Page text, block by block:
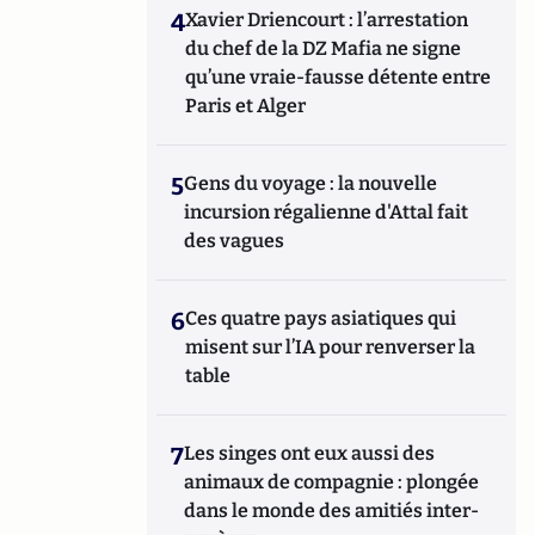
4Xavier Driencourt : l’arrestation
du chef de la DZ Mafia ne signe
qu’une vraie-fausse détente entre
Paris et Alger
5Gens du voyage : la nouvelle
incursion régalienne d'Attal fait
des vagues
6Ces quatre pays asiatiques qui
misent sur l’IA pour renverser la
table
7Les singes ont eux aussi des
animaux de compagnie : plongée
dans le monde des amitiés inter-